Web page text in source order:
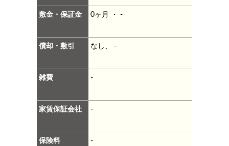
敷金・保証金 0ヶ月 ・ -
償却・敷引 なし、 -
雑費 -
家賃保証会社 -
保険料 -